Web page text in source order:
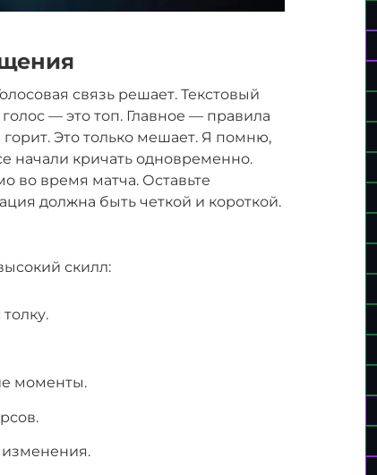
связь решает. Текстовый
— это топ. Главное — правила
Это только мешает. Я помню,
начали кричать одновременно.
во время матча. Оставьте
должна быть четкой и короткой.
скилл:
моменты.